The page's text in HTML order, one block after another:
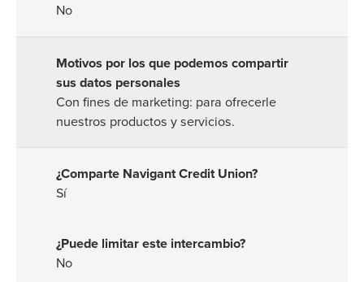
No
Con fines de marketing: para ofrecerle
nuestros productos y servicios.
Sí
No